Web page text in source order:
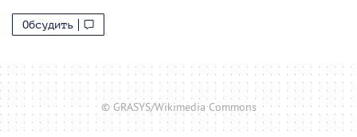
Обсудить
© GRASYS/Wikimedia Commons